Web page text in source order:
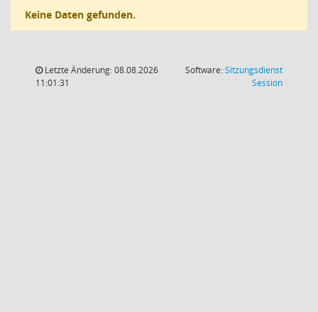
Keine Daten gefunden.
Letzte Änderung: 08.08.2026
11:01:31
Software:Sitzungsdienst
Session(Wird in